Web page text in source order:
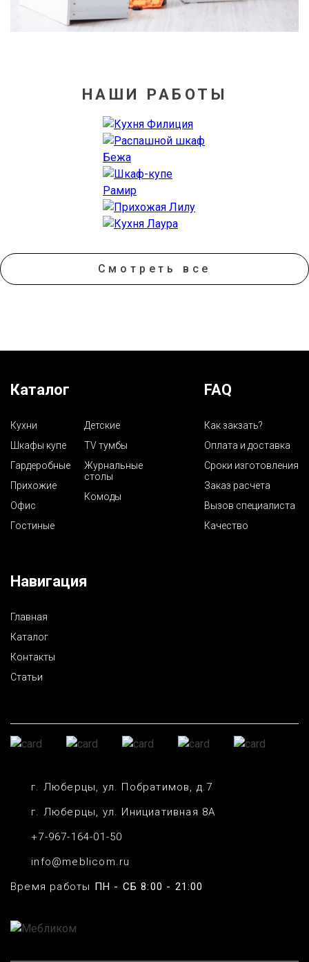
НАШИ РАБОТЫ
Смотреть все
Каталог
Кухни
Шкафы купе
Гардеробные
Прихожие
Офис
Гостиные
Детские
TV тумбы
Журнальные
столы
Комоды
FAQ
Как закзать?
Оплата и доставка
Сроки изготовления
Заказ расчета
Вызов специалиста
Качество
Навигация
Главная
Каталог
Контакты
Статьи
г. Люберцы, ул. Побратимов, д.7
г. Люберцы, ул. Инициативная 8А
+7-967-164-01-50
info@meblicom.ru
Время работы ПН - СБ 8:00 - 21:00